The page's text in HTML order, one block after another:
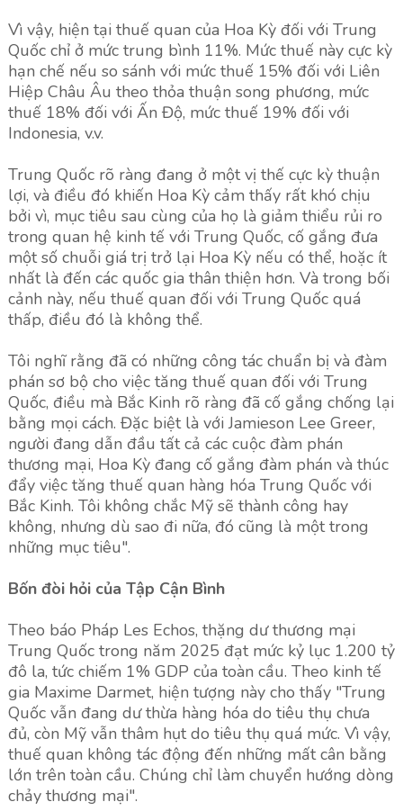
Vì vậy, hiện tại thuế quan của Hoa Kỳ đối với Trung
Quốc chỉ ở mức trung bình 11%. Mức thuế này cực kỳ
hạn chế nếu so sánh với mức thuế 15% đối với Liên
Hiệp Châu Âu theo thỏa thuận song phương, mức
thuế 18% đối với Ấn Độ, mức thuế 19% đối với
Indonesia, v.v.
Trung Quốc rõ ràng đang ở một vị thế cực kỳ thuận
lợi, và điều đó khiến Hoa Kỳ cảm thấy rất khó chịu
bởi vì, mục tiêu sau cùng của họ là giảm thiểu rủi ro
trong quan hệ kinh tế với Trung Quốc, cố gắng đưa
một số chuỗi giá trị trở lại Hoa Kỳ nếu có thể, hoặc ít
nhất là đến các quốc gia thân thiện hơn. Và trong bối
cảnh này, nếu thuế quan đối với Trung Quốc quá
thấp, điều đó là không thể.
Tôi nghĩ rằng đã có những công tác chuẩn bị và đàm
phán sơ bộ cho việc tăng thuế quan đối với Trung
Quốc, điều mà Bắc Kinh rõ ràng đã cố gắng chống lại
bằng mọi cách. Đặc biệt là với Jamieson Lee Greer,
người đang dẫn đầu tất cả các cuộc đàm phán
thương mại, Hoa Kỳ đang cố gắng đàm phán và thúc
đẩy việc tăng thuế quan hàng hóa Trung Quốc với
Bắc Kinh. Tôi không chắc Mỹ sẽ thành công hay
không, nhưng dù sao đi nữa, đó cũng là một trong
những mục tiêu".
Bốn đòi hỏi của Tập Cận Bình
Theo báo Pháp Les Echos, thặng dư thương mại
Trung Quốc trong năm 2025 đạt mức kỷ lục 1.200 tỷ
đô la, tức chiếm 1% GDP của toàn cầu. Theo kinh tế
gia Maxime Darmet, hiện tượng này cho thấy "Trung
Quốc vẫn đang dư thừa hàng hóa do tiêu thụ chưa
đủ, còn Mỹ vẫn thâm hụt do tiêu thụ quá mức. Vì vậy,
thuế quan không tác động đến những mất cân bằng
lớn trên toàn cầu. Chúng chỉ làm chuyển hướng dòng
chảy thương mại".